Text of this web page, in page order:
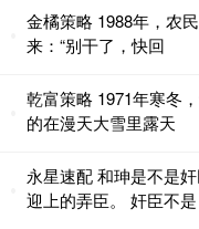
金橘策略 1988年，农
来：“别干了，快回
乾富策略 1971年寒冬
的在漫天大雪里露天
永星速配 和珅是不是
迎上的弄臣。 奸臣不是